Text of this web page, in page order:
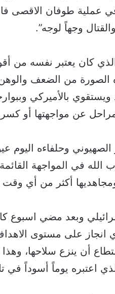
عملية طوفان الاقصى
وجهاً لوجه”.
كان يعتبر نفسه من
الصورة من الضعف
ويستقوي بالأميركي
عن مواجهتها أو كسر
وحلفاءه
في المواجهة
ومجاهديها أكثر من أي
وبعد مضي اسبوع
على مستوى
أن ينزع سلاحها،
اعتبره يوماً أسوداً في